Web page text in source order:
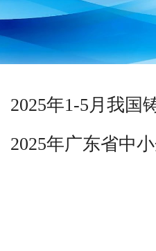
2025年1-5月我国
2025年广东省中